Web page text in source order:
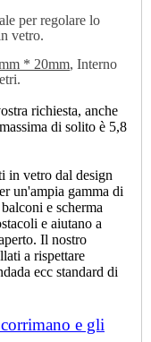
per regolare lo
vetro.
* 20mm, Interno
richiesta, anche
di solito è 5,8
in vetro dal design
un'ampia gamma di
e scherma
e aiutano a
Il nostro
a rispettare
ecc standard di
e gli